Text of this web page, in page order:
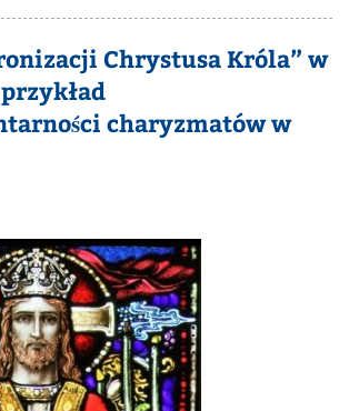
Chrystusa Króla” w
charyzmatów w